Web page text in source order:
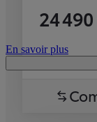
24
En savoir plus